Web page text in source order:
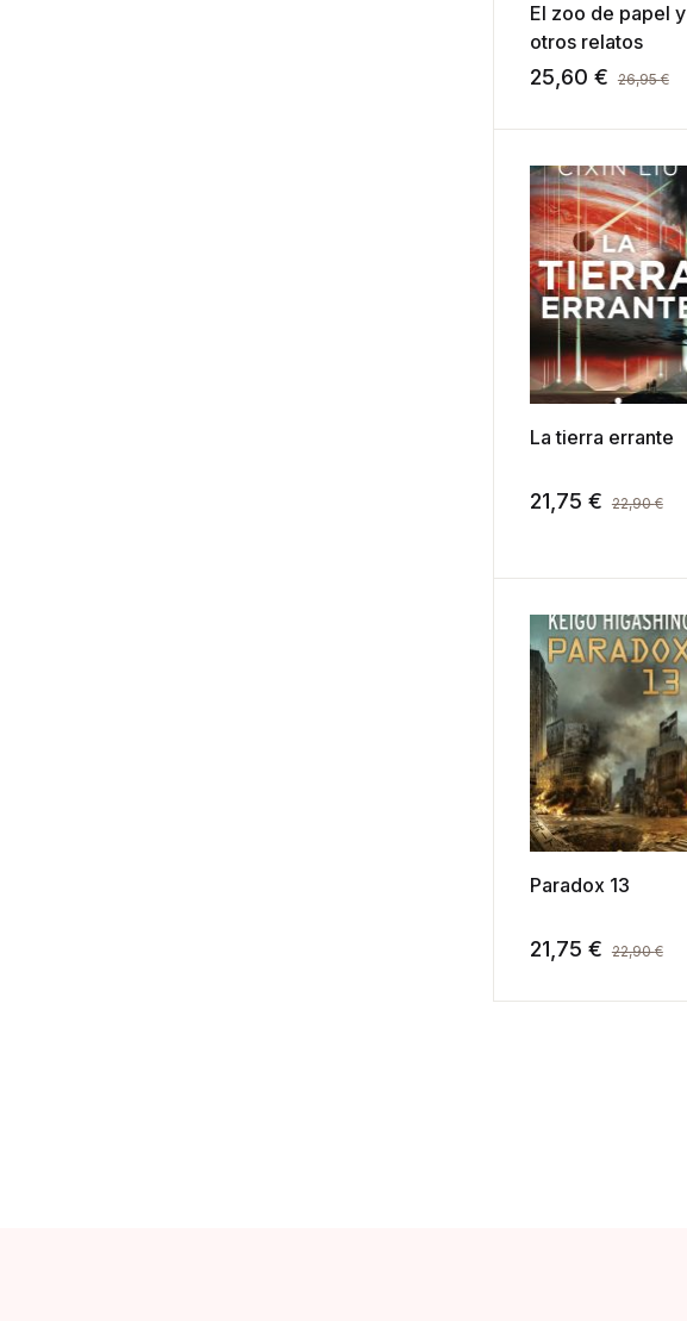
El zoo de papel y
otros relatos
25,60 € 26,95€
La tierra errante
21,75 € 22,90€
Paradox 13
21,75 € 22,90€